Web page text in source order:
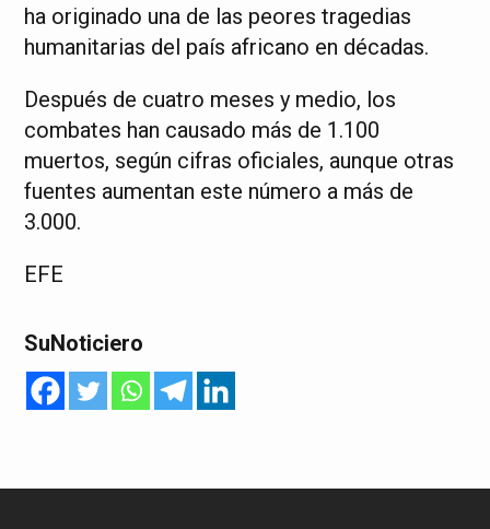
ha originado una de las peores tragedias
humanitarias del país africano en décadas.
Después de cuatro meses y medio, los
combates han causado más de 1.100
muertos, según cifras oficiales, aunque otras
fuentes aumentan este número a más de
3.000.
EFE
SuNoticiero